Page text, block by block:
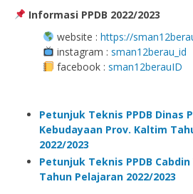
Informasi PPDB 2022/2023
website : https://
instagram : sman12berau_id
facebook : sman12berauID
Petunjuk Teknis PPDB Dinas
Kebudayaan Prov. Kaltim
2022/2023
Petunjuk Teknis PPDB
Tahun Pelajaran 2022/2023